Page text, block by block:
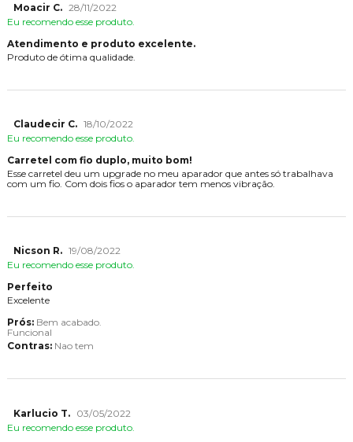
Moacir C. 28/11/2022
Eu recomendo esse produto.
Atendimento e produto excelente.
Produto de ótima qualidade.
Claudecir C. 18/10/2022
Eu recomendo esse produto.
Carretel com fio duplo, muito bom!
Esse carretel deu um upgrade no meu aparador que antes só trabalhava
com um fio. Com dois fios o aparador tem menos vibração.
Nicson R. 19/08/2022
Eu recomendo esse produto.
Perfeito
Excelente
Prós: Bem acabado.
Funcional
Contras: Nao tem
Karlucio T.
03/05/2022
Eu recomendo esse produto.